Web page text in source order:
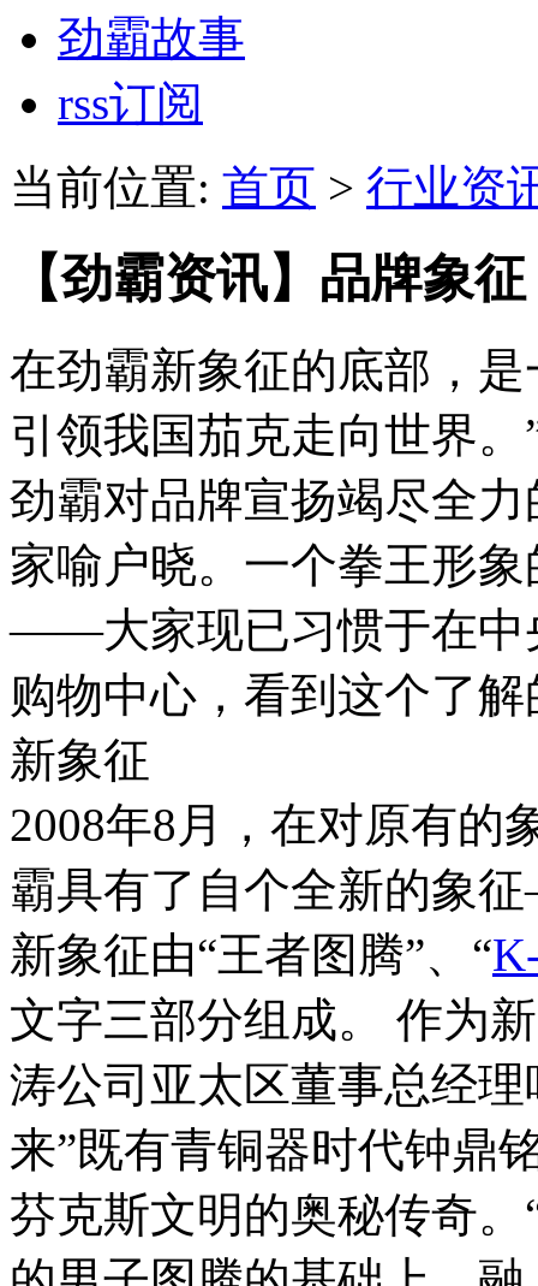
劲霸故事
rss订阅
当前位置: 首页 > 行业资
【劲霸资讯】品牌象征
在劲霸新象征的底部，
引领我国茄克走向世界。
劲霸对品牌宣扬竭尽全
家喻户晓。一个拳王形
――大家现已习惯于在中
购物中心，看到这个了
新象征
2008年8月，在对原有的
霸具有了自个全新的象
新象征由“王者图腾”、“
文字三部分组成。 作为
涛公司亚太区董事总经
来”既有青铜器时代钟鼎
芬克斯文明的奥秘传奇